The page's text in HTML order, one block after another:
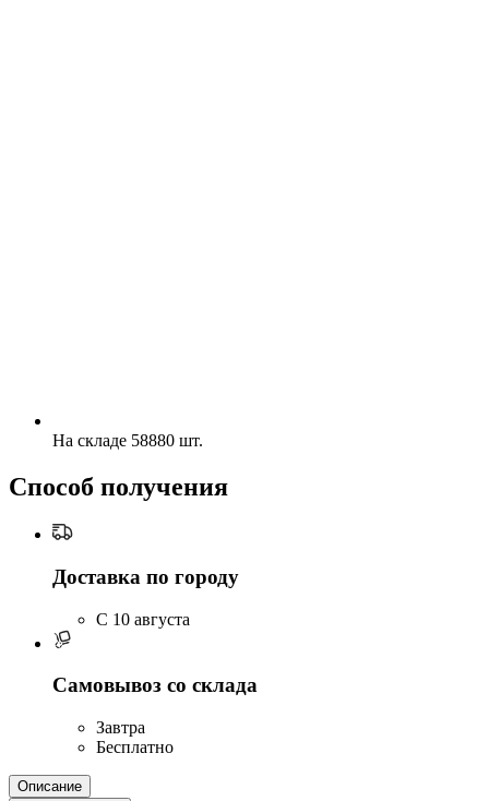
На складе 58880 шт.
Способ получения
Доставка по городу
C 10 августа
Самовывоз со склада
Завтра
Бесплатно
Описание